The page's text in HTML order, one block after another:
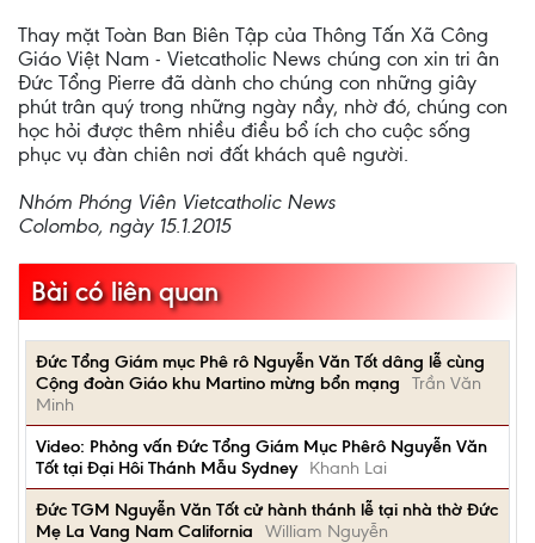
Thay mặt Toàn Ban Biên Tập của Thông Tấn Xã Công
Giáo Việt Nam - Vietcatholic News chúng con xin tri ân
Đức Tổng Pierre đã dành cho chúng con những giây
phút trân quý trong những ngày nầy, nhờ đó, chúng con
học hỏi được thêm nhiều điều bổ ích cho cuộc sống
phục vụ đàn chiên nơi đất khách quê người.
Nhóm Phóng Viên Vietcatholic News
Colombo, ngày 15.1.2015
Bài có liên quan
Đức Tổng Giám mục Phê rô Nguyễn Văn Tốt dâng lễ cùng
Cộng đoàn Giáo khu Martino mừng bổn mạng
Trần Văn
Minh
Video: Phỏng vấn Đức Tổng Giám Mục Phêrô Nguyễn Văn
Tốt tại Đại Hôi Thánh Mẫu Sydney
Khanh Lai
Đức TGM Nguyễn Văn Tốt cử hành thánh lễ tại nhà thờ Đức
Mẹ La Vang Nam California
William Nguyễn